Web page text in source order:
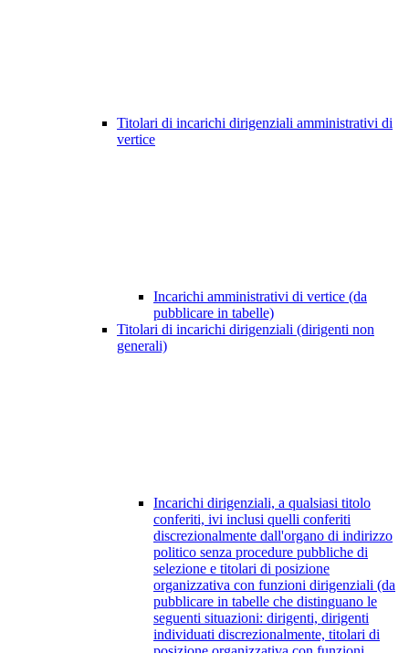
Titolari di incarichi dirigenziali amministrativi di
vertice
Incarichi amministrativi di vertice (da
pubblicare in tabelle)
Titolari di incarichi dirigenziali (dirigenti non
generali)
Incarichi dirigenziali, a qualsiasi titolo
conferiti, ivi inclusi quelli conferiti
discrezionalmente dall'organo di indirizzo
politico senza procedure pubbliche di
selezione e titolari di posizione
organizzativa con funzioni dirigenziali (da
pubblicare in tabelle che distinguano le
seguenti situazioni: dirigenti, dirigenti
individuati discrezionalmente, titolari di